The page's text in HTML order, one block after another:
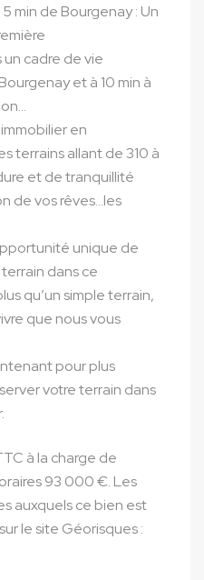
min de Bourgenay : Un
cadre de vie
et à 10 min à
en
terrains allant de 310 à
et de tranquillité
de vos rêves…les
unique de
dans ce
qu’un simple terrain,
que nous vous
pour plus
votre terrain dans
à la charge de
93 000 €. Les
auxquels ce bien est
le site Géorisques :